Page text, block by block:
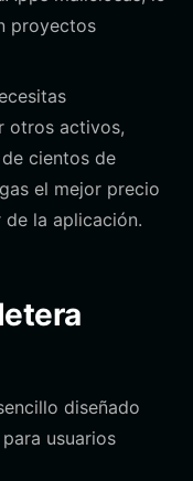
proyectos
otros activos,
cientos de
el mejor precio
la aplicación.
diseñado
usuarios